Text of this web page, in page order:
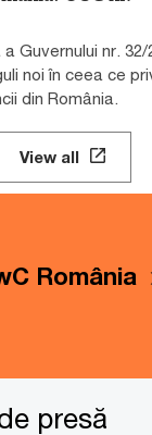
Guvernului nr. 32/
noi în ceea ce
din România.
View all
România
presă